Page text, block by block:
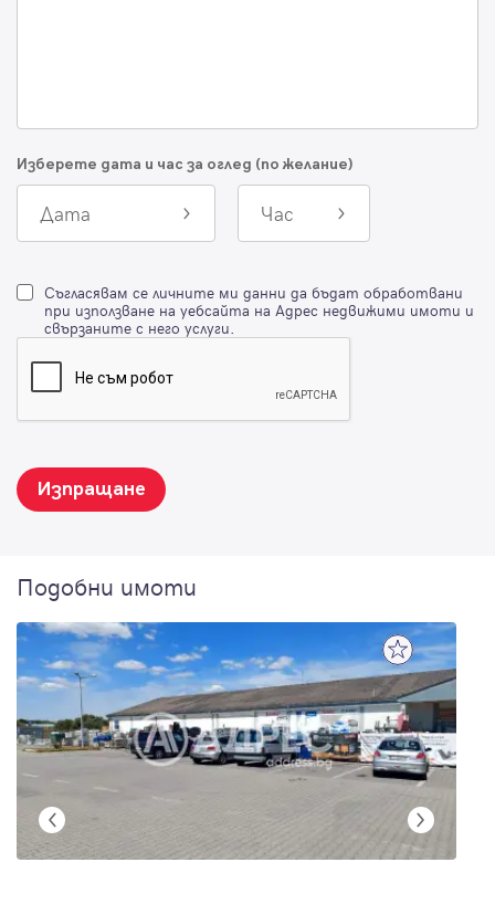
Изберете дата и час за оглед (по желание)
Дата Час
Съгласявам се личните ми данни да бъдат обработвани
при използване на уебсайта на Адрес недвижими имоти и
свързаните с него услуги.
Изпращане
Подобни имоти